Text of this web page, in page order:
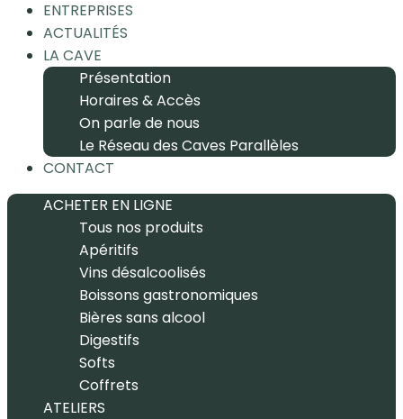
ENTREPRISES
ACTUALITÉS
LA CAVE
Présentation
Horaires & Accès
On parle de nous
Le Réseau des Caves Parallèles
CONTACT
ACHETER EN LIGNE
Tous nos produits
Apéritifs
Vins désalcoolisés
Boissons gastronomiques
Bières sans alcool
Digestifs
Softs
Coffrets
ATELIERS